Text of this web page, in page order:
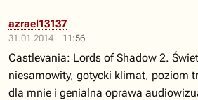
31.01.2014 11:56
azrael13137
Castlevania: Lords of Shadow 2.
niesamowity, gotycki klimat, poziom
dla mnie i genialna oprawa